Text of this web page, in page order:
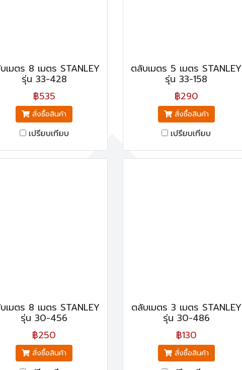
เมตร 8 เมตร STANLEY
รุ่น 33-428
฿535
สั่งซื้อสินค้า
เปรียบเทียบ
ตลับเมตร 5 เมตร STANLEY
รุ่น 33-158
฿290
สั่งซื้อสินค้า
เปรียบเทียบ
เมตร 8 เมตร STANLEY
รุ่น 30-456
฿250
สั่งซื้อสินค้า
ตลับเมตร 3 เมตร STANLEY
รุ่น 30-486
฿130
สั่งซื้อสินค้า